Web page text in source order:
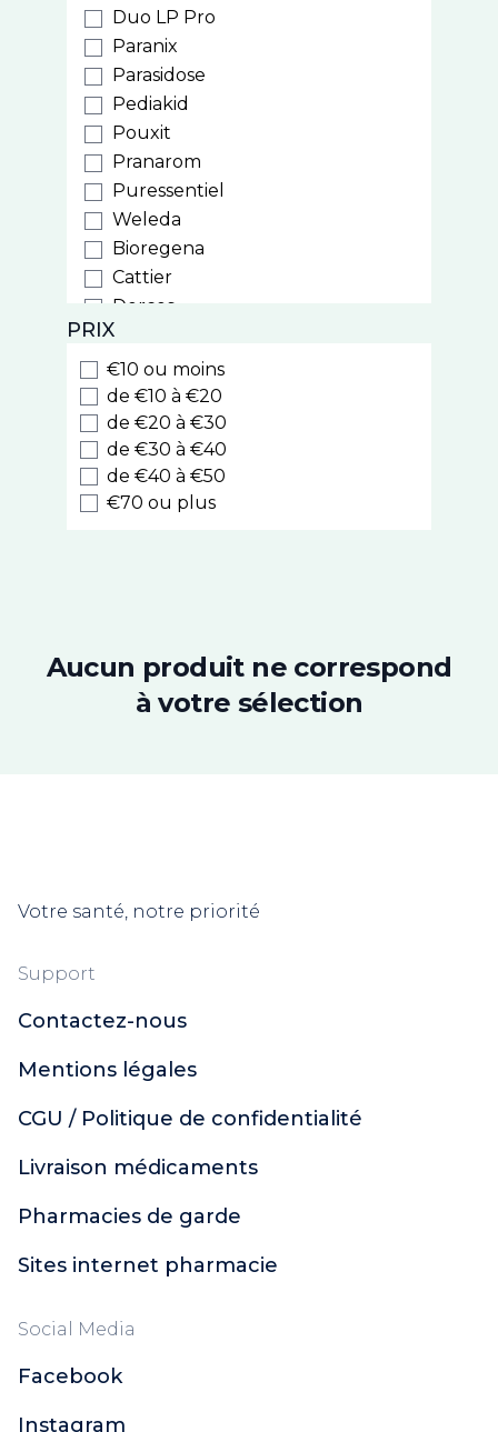
Duo LP Pro
Paranix
Parasidose
Pediakid
Pouxit
Pranarom
Puressentiel
Weleda
Bioregena
Cattier
Dercos
Ducray
Furterer
Sublime Curl
Triphasic
Hei Poa
Klorane
La Rosée
Natessance
Nuxe
Phyto
Même
ACM
Bailleul
Oenobiol
Style
Laboratoires de Biarritz
Melvita
Phytosun Aroms
Alphanova Do It Yourself
Apaisac Biorga
PRIX
€10 ou moins
de €10 à €20
de €20 à €30
de €30 à €40
de €40 à €50
€70 ou plus
Aucun produit ne correspond
à votre sélection
Votre santé, notre priorité
Support
Contactez-nous
Mentions légales
CGU / Politique de confidentialité
Livraison médicaments
Pharmacies de garde
Sites internet pharmacie
Social Media
Facebook
Instagram